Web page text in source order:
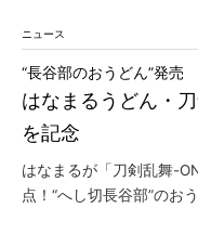
ニュース
はなまるうどん・
を記念
“長谷部のおうどん”発売
はなまるが「刀剣乱舞-
点！“へし切長谷部”のお